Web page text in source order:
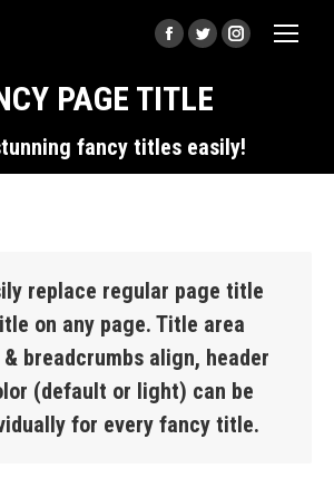
Facebook
opens
new
Twitter
opens
new
Instagram
in
new
PAGE TITLE
fancy titles easily!
replace regular page title
on any page. Title area
breadcrumbs align, header
(default or light) can be
for every fancy title.